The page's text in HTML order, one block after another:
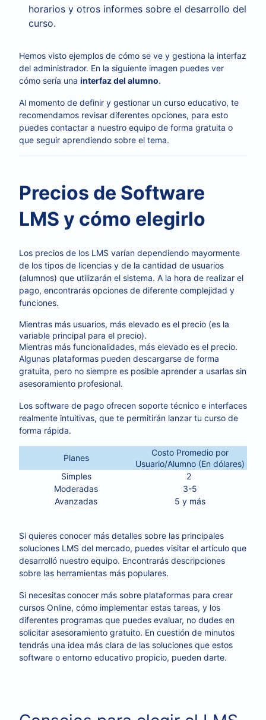
horarios y otros informes sobre el desarrollo del
curso.
Hemos visto ejemplos de cómo se ve y gestiona la interfaz
del administrador. En la siguiente imagen puedes ver
cómo sería una interfaz del alumno.
Al momento de definir y gestionar un curso educativo, te
recomendamos revisar diferentes opciones, para esto
puedes contactar a nuestro equipo de forma gratuita o
que seguir aprendiendo sobre el tema.
Precios de Software
LMS y cómo elegirlo
Los precios de los LMS varían dependiendo mayormente
de los tipos de licencias y de la cantidad de usuarios
(alumnos) que utilizarán el sistema. A la hora de realizar el
pago, encontrarás opciones de diferente complejidad y
funciones.
Mientras más usuarios, más elevado es el precio (es la
variable principal para el precio).
Mientras más funcionalidades, más elevado es el precio.
Algunas plataformas pueden descargarse de forma
gratuita, pero no siempre es posible aprender a usarlas sin
asesoramiento profesional.
Los software de pago ofrecen soporte técnico e interfaces
realmente intuitivas, que te permitirán lanzar tu curso de
forma rápida.
Planes
Costo Promedio por
Usuario/Alumno (En dólares)
Simples
2
Moderadas
3-5
Avanzadas
5 y más
Si quieres conocer más detalles sobre las principales
soluciones LMS del mercado, puedes visitar el artículo que
desarrolló nuestro equipo. Encontrarás descripciones
sobre las herramientas más populares.
Si necesitasconocer más sobre plataformas para crear
cursos Online, cómo implementar estas tareas, y los
diferentes programas que puedes evaluar, no dudes en
solicitar asesoramiento gratuito. En cuestión de minutos
tendrás una idea más clara de las soluciones que estos
software o entorno educativo propicio, pueden darte.